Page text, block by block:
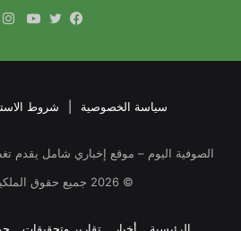
سياسة الخصوصية شروط
الصوفية اليوم – موقع إخباري شامل يقدم
©
2026 جميع حقوق